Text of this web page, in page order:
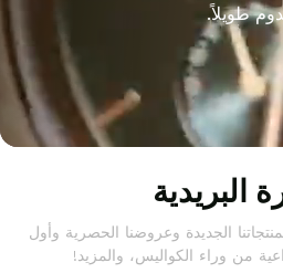
طويلاً.
البريدية
الجديدة وعروضنا الحصرية وأول
من وراء الكواليس، والمزيد!